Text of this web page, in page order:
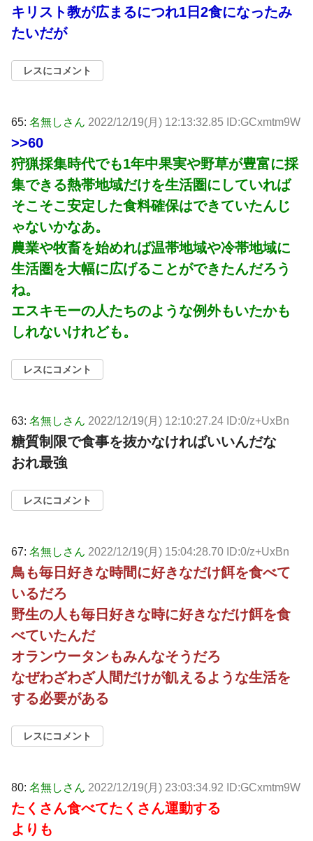
キリスト教が広まるにつれ1日2食になったみ
たいだが
レスにコメント
65: 名無しさん 2022/12/19(月) 12:13:32.85 ID:GCxmtm9W
>>60
狩猟採集時代でも1年中果実や野草が豊富に採
集できる熱帯地域だけを生活圏にしていれば
そこそこ安定した食料確保はできていたんじ
ゃないかなあ。
農業や牧畜を始めれば温帯地域や冷帯地域に
生活圏を大幅に広げることができたんだろう
ね。
エスキモーの人たちのような例外もいたかも
しれないけれども。
レスにコメント
63: 名無しさん 2022/12/19(月) 12:10:27.24 ID:0/z+UxBn
糖質制限で食事を抜かなければいいんだな
おれ最強
レスにコメント
67: 名無しさん 2022/12/19(月) 15:04:28.70 ID:0/z+UxBn
鳥も毎日好きな時間に好きなだけ餌を食べて
いるだろ
野生の人も毎日好きな時に好きなだけ餌を食
べていたんだ
オランウータンもみんなそうだろ
なぜわざわざ人間だけが飢えるような生活を
する必要がある
レスにコメント
80: 名無しさん 2022/12/19(月) 23:03:34.92 ID:GCxmtm9W
たくさん食べてたくさん運動する
よりも